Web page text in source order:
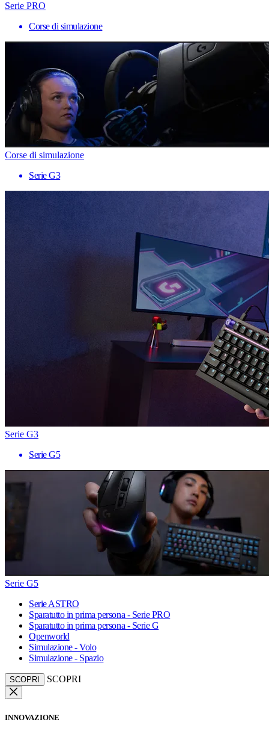
Serie PRO
Corse di simulazione
Corse di simulazione
Serie G3
Serie G3
Serie G5
Serie G5
Serie ASTRO
Sparatutto in prima persona - Serie PRO
Sparatutto in prima persona - Serie G
Openworld
Simulazione - Volo
Simulazione - Spazio
SCOPRI SCOPRI
INNOVAZIONE